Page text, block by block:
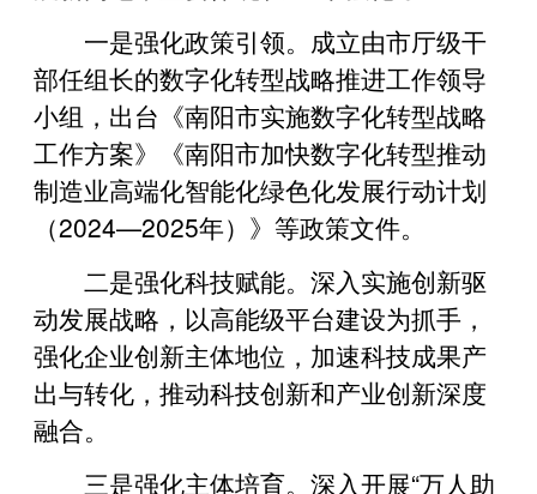
一是强化政策引领。成立由市厅级干
部任组长的数字化转型战略推进工作领导
小组，出台《南阳市实施数字化转型战略
工作方案》《南阳市加快数字化转型推动
制造业高端化智能化绿色化发展行动计划
（2024—2025年）》等政策文件。
二是强化科技赋能。深入实施创新驱
动发展战略，以高能级平台建设为抓手，
强化企业创新主体地位，加速科技成果产
出与转化，推动科技创新和产业创新深度
融合。
三是强化主体培育。深入开展“万人助